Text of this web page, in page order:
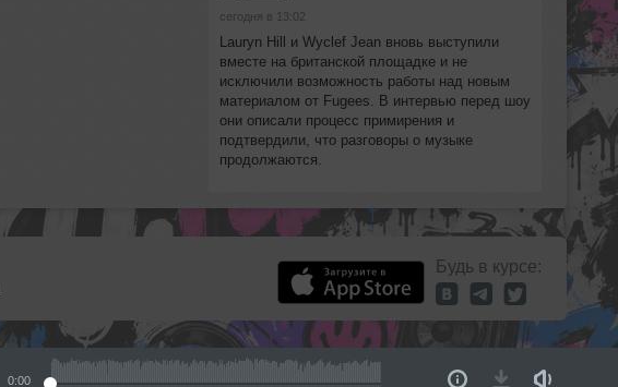
0:00
сегодня в 13:02
Lauryn Hill и Wyclef Jean вновь выступили
вместе на британской площадке и не
исключили возможность работы над новым
материалом от Fugees. В интервью перед шоу
они описали процесс примирения и
подтвердили, что разговоры о музыке
продолжаются.
Будь в курсе: